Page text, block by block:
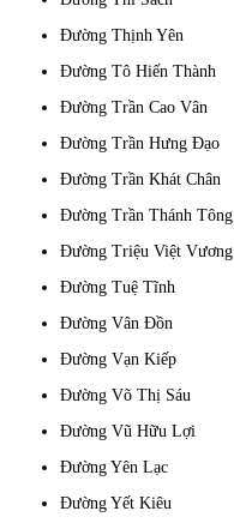
Đường Thịnh Yên
Đường Tô Hiến Thành
Đường Trần Cao Vân
Đường Trần Hưng Đạo
Đường Trần Khát Chân
Đường Trần Thánh Tông
Đường Triệu Việt Vương
Đường Tuệ Tĩnh
Đường Vân Đồn
Đường Vạn Kiếp
Đường Võ Thị Sáu
Đường Vũ Hữu Lợi
Đường Yên Lạc
Đường Yết Kiêu